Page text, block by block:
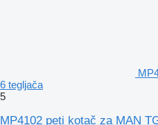
6 tegljača
5
MP4102 peti kotač za MAN